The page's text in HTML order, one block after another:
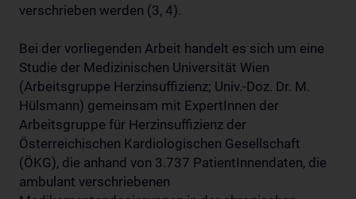
verschrieben werden (3, 4).
Bei der vorliegenden Arbeit handelt es sich um eine
Studie der Medizinischen Universität Wien
(Arbeitsgruppe Herzinsuffizienz; Univ.-Doz. Dr. M.
Hülsmann) gemeinsam mit ExpertInnen der
Arbeitsgruppe für Herzinsuffizienz der
Österreichischen Kardiologischen Gesellschaft
(ÖKG), die anhand von 3.737 PatientInnendaten, die
ambulant verschriebenen